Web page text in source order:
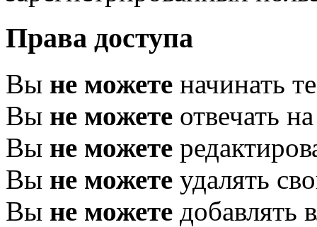
Права доступа
Вы не можете начинать
Вы не можете отвечать
Вы не можете
Вы не можете удалять
Вы не можете добавлять